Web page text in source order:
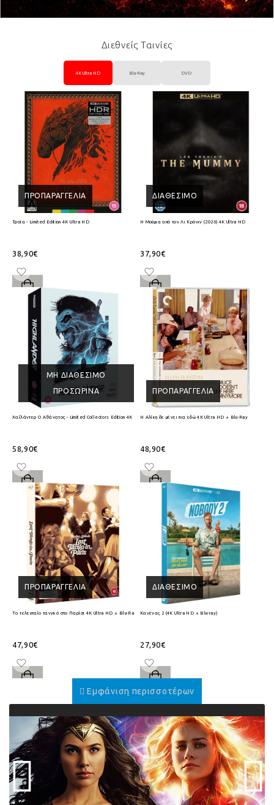
Διεθνείς Ταινίες
4K Ultra HD Blu-Ray DVD
ΠΡΟΠΑΡΑΓΓΕΛΊΑ
Τροία - Limited Edition 4K Ultra HD
38,90€
ΔΙΑΘΈΣΙΜΟ
Η Μούμια από τον Λι Κρόνιν (2026) 4K Ultra HD
37,90€
ΜΗ ΔΙΑΘΈΣΙΜΟ
ΠΡΟΣΩΡΙΝΆ
Χαϊλάντερ Ο Αθάνατος - Limited Collectors Edition 4K Ultra HD + Blu-Ray
58,90€
ΠΡΟΠΑΡΑΓΓΕΛΊΑ
Η Αλίκη δε μένει πια εδώ 4K Ultra HD + Blu-Ray
48,90€
ΠΡΟΠΑΡΑΓΓΕΛΊΑ
Το τελευταίο τανγκό στο Παρίσι 4K Ultra HD + Blu-Ray
47,90€
ΔΙΑΘΈΣΙΜΟ
Κανένας 2 (4K Ultra HD + Blu-ray)
27,90€